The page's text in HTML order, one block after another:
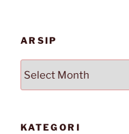
ARSIP
KATEGORI